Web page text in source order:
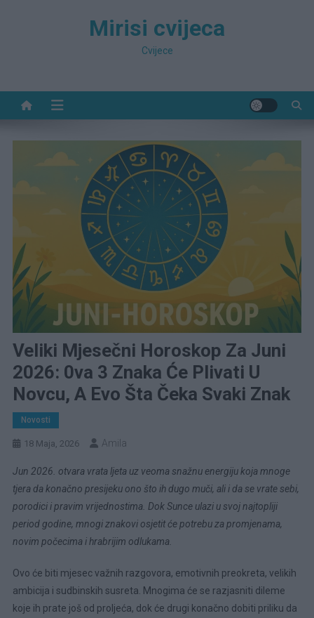
Mirisi cvijeca
Cvijece
Veliki Mjesečni Horoskop Za Juni
2026: 0va 3 Znaka Će Plivati U
Novcu, A Evo Šta Čeka Svaki Znak
Novosti
18 Maja, 2026 Amila
Jun 2026. otvara vrata ljeta uz veoma snažnu energiju koja mnoge
tjera da konačno presijeku ono što ih dugo muči, ali i da se vrate sebi,
porodici i pravim vrijednostima. Dok Sunce ulazi u svoj najtopliji
period godine, mnogi znakovi osjetit će potrebu za promjenama,
novim počecima i hrabrijim odlukama.
Ovo će biti mjesec važnih razgovora, emotivnih preokreta, velikih
ambicija i sudbinskih susreta. Mnogima će se razjasniti dileme
koje ih prate još od proljeća, dok će drugi konačno dobiti priliku da